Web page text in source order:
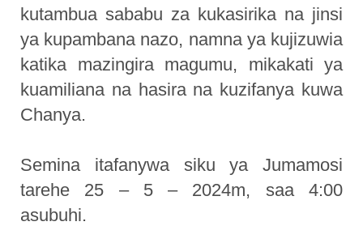
kutambua sababu za kukasirika na jinsi
ya kupambana nazo, namna ya kujizuwia
katika mazingira magumu, mikakati ya
kuamiliana na hasira na kuzifanya kuwa
Chanya.
Semina itafanywa siku ya Jumamosi
tarehe 25 – 5 – 2024m, saa 4:00
asubuhi.